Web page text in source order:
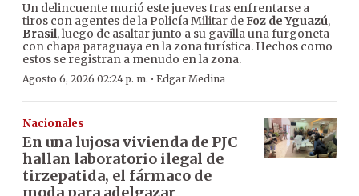
Un delincuente murió este jueves tras enfrentarse a
tiros con agentes de la Policía Militar deFoz de Yguazú,
Brasil, luego de asaltar junto a su gavilla una furgoneta
con chapa paraguaya en la zona turística. Hechos como
estos se registran a menudo en la zona.
Agosto 6, 2026 02:24 p. m. · Edgar Medina
Nacionales
En una lujosa vivienda de PJC
hallan laboratorio ilegal de
tirzepatida, el fármaco de